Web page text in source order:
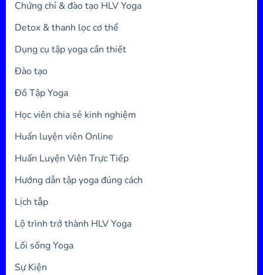
Chứng chỉ & đào tạo HLV Yoga
Detox & thanh lọc cơ thể
Dụng cụ tập yoga cần thiết
Đào tạo
Đồ Tập Yoga
Học viên chia sẻ kinh nghiệm
Huấn luyện viên Online
Huấn Luyện Viên Trực Tiếp
Hướng dẫn tập yoga đúng cách
Lịch tập
Lộ trình trở thành HLV Yoga
Lối sống Yoga
Sự Kiện